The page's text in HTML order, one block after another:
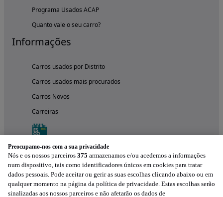
Programa Usados ACAP
Quanto vale o seu carro?
Informações
Carros usados por Distrito
Carros usados mais procurados
Carros Novos
Carreiras
Preocupamo-nos com a sua privacidade
Nós e os nossos parceiros 375 armazenamos e/ou acedemos a informações
num dispositivo, tais como identificadores únicos em cookies para tratar
dados pessoais. Pode aceitar ou gerir as suas escolhas clicando abaixo ou em
qualquer momento na página da política de privacidade. Estas escolhas serão
sinalizadas aos nossos parceiros e não afetarão os dados de